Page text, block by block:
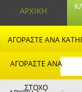
ΑΡΧΙΚΗ
ΑΓΟΡΆΣΤΕ ΑΝΆ
ΑΓΟΡΆΣΤΕ ΑΝΆ
ΣΤΌΧΟ